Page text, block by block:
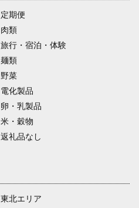
定期便
肉類
旅行・宿泊・体験
麺類
野菜
電化製品
卵・乳製品
米・穀物
返礼品なし
東北エリア